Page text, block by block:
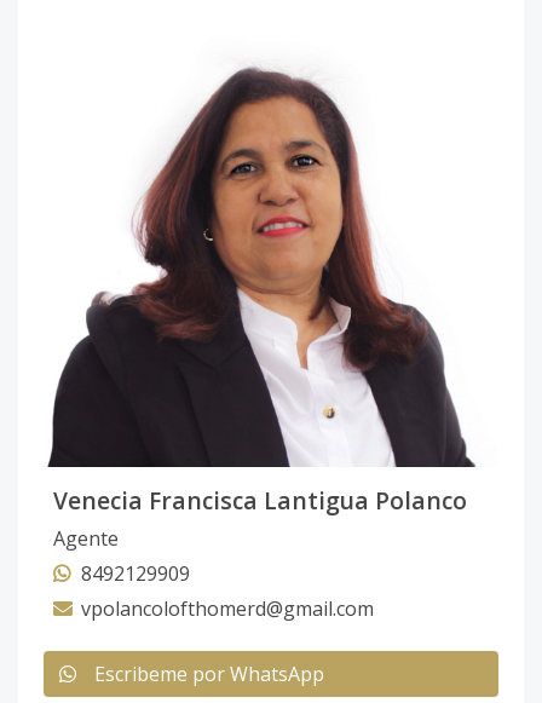
Venecia Francisca Lantigua Polanco
Agente
8492129909
vpolancolofthomerd@gmail.com
Escribeme por WhatsApp